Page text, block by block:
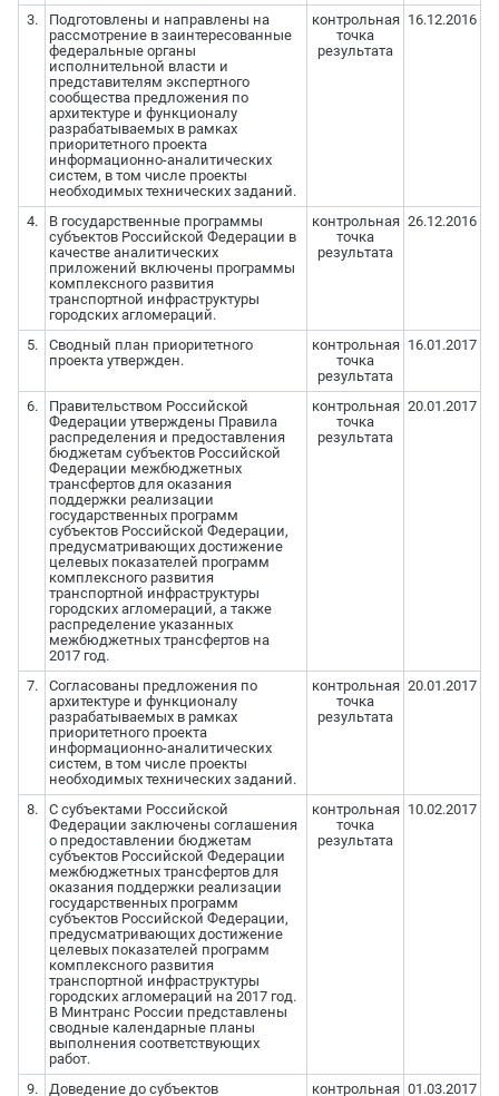
3.
Подготовлены и направлены на
рассмотрение в заинтересованные
федеральные органы
исполнительной власти и
представителям экспертного
сообщества предложения по
архитектуре и функционалу
разрабатываемых в рамках
приоритетного проекта
информационно-аналитических
систем, в том числе проекты
необходимых технических заданий.
контрольная
точка
результата
16.12.2016
4.
В государственные программы
субъектов Российской Федерации в
качестве аналитических
приложений включены программы
комплексного развития
транспортной инфраструктуры
городских агломераций.
контрольная
точка
результата
26.12.2016
5.
Сводный план приоритетного
проекта утвержден.
контрольная
точка
результата
16.01.2017
6.
Правительством Российской
Федерации утверждены Правила
распределения и предоставления
бюджетам субъектов Российской
Федерации межбюджетных
трансфертов для оказания
поддержки реализации
государственных программ
субъектов Российской Федерации,
предусматривающих достижение
целевых показателей программ
комплексного развития
транспортной инфраструктуры
городских агломераций, а также
распределение указанных
межбюджетных трансфертов на
2017 год.
контрольная
точка
результата
20.01.2017
7.
Согласованы предложения по
архитектуре и функционалу
разрабатываемых в рамках
приоритетного проекта
информационно-аналитических
систем, в том числе проекты
необходимых технических заданий.
контрольная
точка
результата
20.01.2017
8.
С субъектами Российской
Федерации заключены соглашения
о предоставлении бюджетам
субъектов Российской Федерации
межбюджетных трансфертов для
оказания поддержки реализации
государственных программ
субъектов Российской Федерации,
предусматривающих достижение
целевых показателей программ
комплексного развития
транспортной инфраструктуры
городских агломераций на 2017 год.
В Минтранс России представлены
сводные календарные планы
выполнения соответствующих
работ.
контрольная
точка
результата
10.02.2017
9. Доведение до субъектов контрольная 01.03.2017